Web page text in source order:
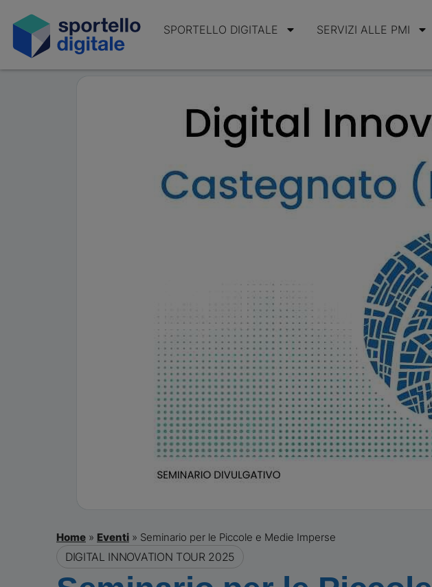
SPORTELLO DIGITALE SERVIZI ALLE PMI
Home » Eventi » Seminario per le Piccole e Medie Imperse
DIGITAL INNOVATION TOUR 2025